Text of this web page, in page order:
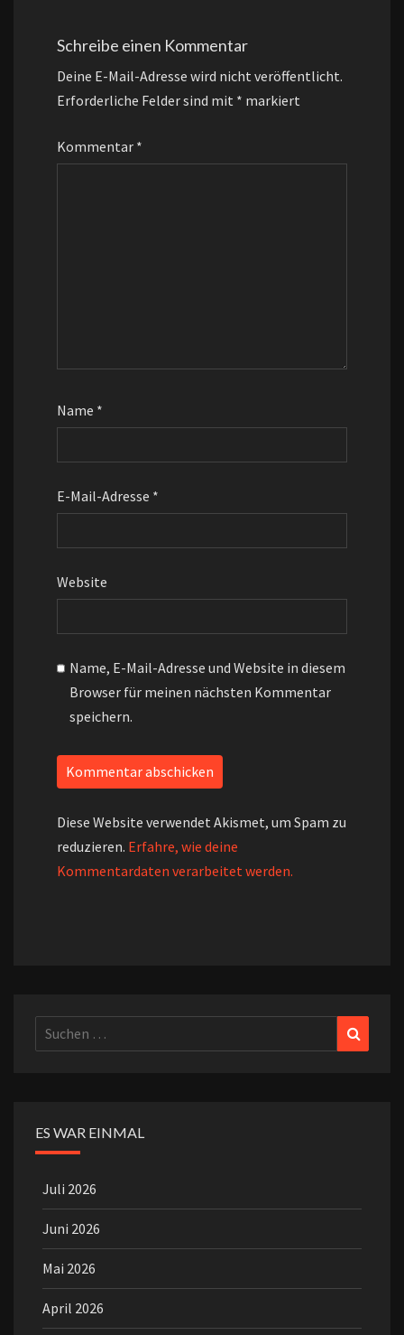
Schreibe einen Kommentar
Deine E-Mail-Adresse wird nicht veröffentlicht.
Erforderliche Felder sind mit * markiert
Kommentar *
Name *
E-Mail-Adresse *
Website
Name, E-Mail-Adresse und Website in diesem
Browser für meinen nächsten Kommentar
speichern.
Diese Website verwendet Akismet, um Spam zu
reduzieren. Erfahre, wie deine
Kommentardaten verarbeitet werden.
Suchen
nach:
ES WAR EINMAL
Juli 2026
Juni 2026
Mai 2026
April 2026